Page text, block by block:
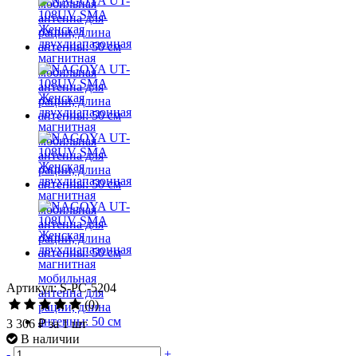
Артикул: S-PC-5204
(0)
3 306 ₽за 1 шт
В наличии